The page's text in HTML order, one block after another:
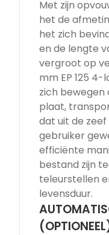
Met zijn
het de
het zich
en de lengte
vergroot op
mm EP 125
zich bewegen
plaat,
dat uit de
gebruiker
efficiënte
bestand zijn
teleurstellen
levensduur.